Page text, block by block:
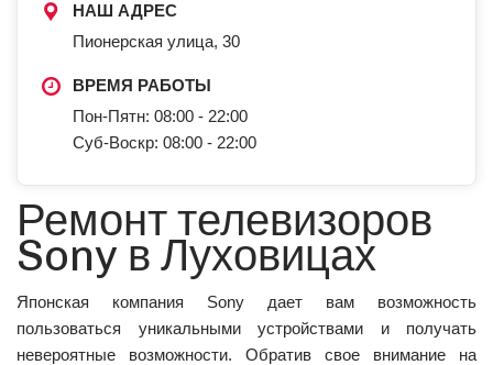
НАШ АДРЕС
Пионерская улица, 30
ВРЕМЯ РАБОТЫ
Пон-Пятн: 08:00 - 22:00
Суб-Воскр: 08:00 - 22:00
Ремонт телевизоров
Sony в Луховицах
Японская компания Sony дает вам возможность
пользоваться уникальными устройствами и получать
невероятные возможности. Обратив свое внимание на